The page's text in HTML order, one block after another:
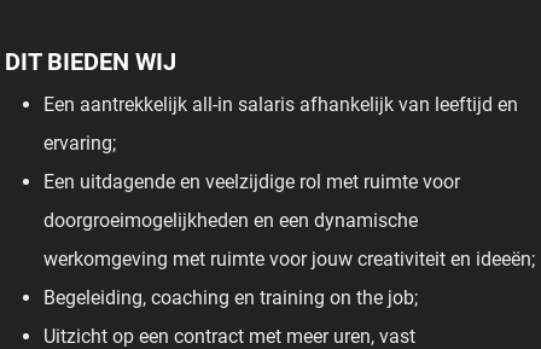
DIT BIEDEN WIJ
Een aantrekkelijk all-in salaris afhankelijk van leeftijd en
ervaring;
Een uitdagende en veelzijdige rol met ruimte voor
doorgroeimogelijkheden en een dynamische
werkomgeving met ruimte voor jouw creativiteit en ideeën;
Begeleiding, coaching en training on the job;
Uitzicht op een contract met meer uren, vast